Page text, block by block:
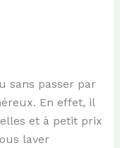
sans passer par
En effet, il
et à petit prix
laver